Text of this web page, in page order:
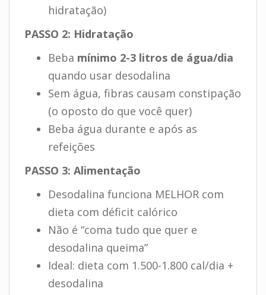
hidratação)
PASSO 2: Hidratação
Beba mínimo 2-3 litros de água/dia
quando usar desodalina
Sem água, fibras causam constipação
(o oposto do que você quer)
Beba água durante e após as
refeições
PASSO 3: Alimentação
Desodalina funciona MELHOR com
dieta com déficit calórico
Não é “coma tudo que quer e
desodalina queima”
Ideal: dieta com 1.500-1.800 cal/dia +
desodalina